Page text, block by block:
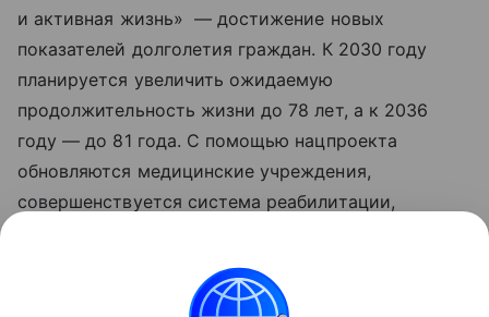
и активная жизнь» — достижение новых
показателей долголетия граждан. К 2030 году
планируется увеличить ожидаемую
продолжительность жизни до 78 лет, а к 2036
году — до 81 года. С помощью нацпроекта
обновляются медицинские учреждения,
совершенствуется система реабилитации,
исследовательских центров, идет работа
по цифровизации здравоохранения. Обновленные